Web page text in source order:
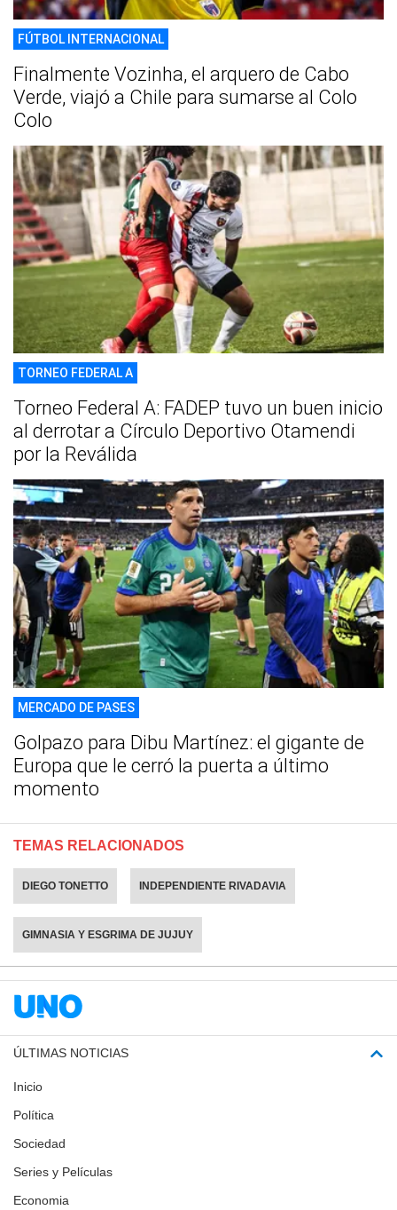
FÚTBOL INTERNACIONAL
Finalmente Vozinha, el arquero de Cabo
Verde, viajó a Chile para sumarse al Colo
Colo
TORNEO FEDERAL A
Torneo Federal A: FADEP tuvo un buen inicio
al derrotar a Círculo Deportivo Otamendi
por la Reválida
MERCADO DE PASES
Golpazo para Dibu Martínez: el gigante de
Europa que le cerró la puerta a último
momento
TEMAS RELACIONADOS
DIEGO TONETTO INDEPENDIENTE RIVADAVIA
GIMNASIA Y ESGRIMA DE JUJUY
ÚLTIMAS NOTICIAS
Inicio
Política
Sociedad
Series y Películas
Economia